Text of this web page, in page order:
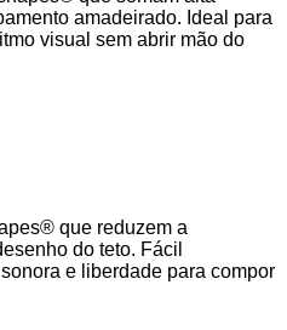
amadeirado. Ideal para
visual sem abrir mão do
que reduzem a
do teto. Fácil
e liberdade para compor